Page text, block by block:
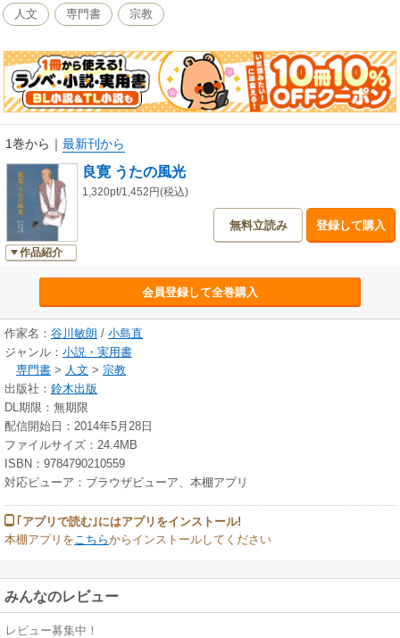
人文 専門書 宗教
1巻から ｜ 最新刊から
作品紹介
良寛 うたの風光
1,320pt/1,452円(税込)
無料立読み 登録して購入
会員登録して全巻購入
作家名： 谷川敏朗 / 小島直
ジャンル： 小説・実用書
専門書 > 人文 > 宗教
出版社： 鈴木出版
DL期限：無期限
配信開始日：2014年5月28日
ファイルサイズ：24.4MB
ISBN：9784790210559
対応ビューア：ブラウザビューア、本棚アプリ
｢アプリで読む｣にはアプリをインストール!
本棚アプリを こちらからインストールしてください
みんなのレビュー
レビュー募集中！